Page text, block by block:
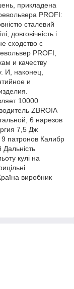
прикладена
PROFI:
сталевий
довговічність і
сходство с
PROFI,
и качеству
И, наконец,
и
10000
ZBROIA
6 нарезов
7,5 Дж
патронов Калибр
кулі на
виробник